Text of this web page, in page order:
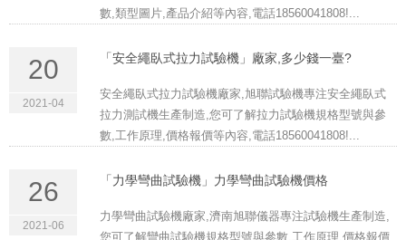
數,類型圖片,產品介紹等內容,電話18560041808!...
20
2021-04
「安全繩臥式拉力試驗機」廠家,多少錢一臺?
安全繩臥式拉力試驗機廠家,旭聯試驗機專注安全繩臥式
拉力測試機生產制造,您可了解拉力試驗機規格型號與參
數,工作原理,價格報價等內容,電話18560041808!...
26
2021-06
「力學彎曲試驗機」力學彎曲試驗機價格
力學彎曲試驗機廠家,濟南旭聯儀器專注試驗機生產制造,
您可了解彎曲試驗機規格型號與參數,工作原理,價格報價